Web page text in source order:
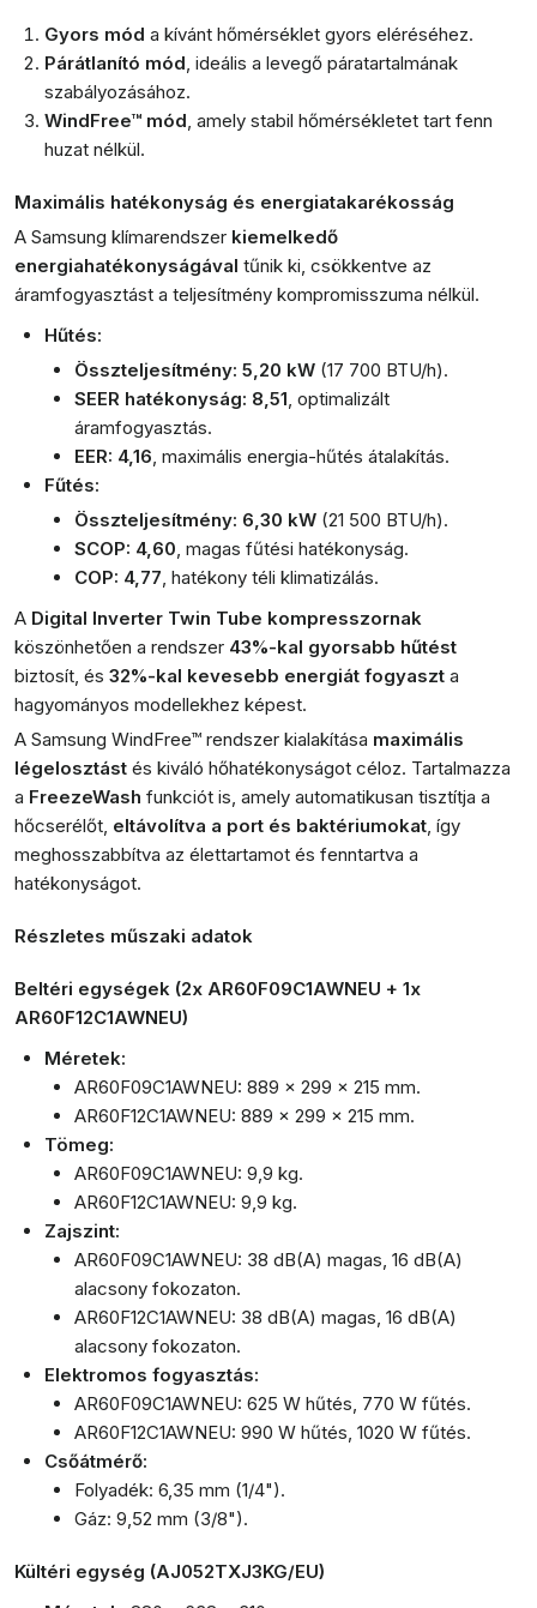
Gyors mód a kívánt hőmérséklet gyors eléréséhez.
Párátlanító mód, ideális a levegő páratartalmának
szabályozásához.
WindFree™ mód, amely stabil hőmérsékletet tart fenn
huzat nélkül.
Maximális hatékonyság és energiatakarékosság
A Samsung klímarendszer kiemelkedő
energiahatékonyságával tűnik ki, csökkentve az
áramfogyasztást a teljesítmény kompromisszuma nélkül.
Hűtés:
Összteljesítmény: 5,20 kW (17 700 BTU/h).
SEER hatékonyság: 8,51, optimalizált
áramfogyasztás.
EER: 4,16, maximális energia-hűtés átalakítás.
Fűtés:
Összteljesítmény: 6,30 kW (21 500 BTU/h).
SCOP: 4,60, magas fűtési hatékonyság.
COP: 4,77, hatékony téli klimatizálás.
A Digital Inverter Twin Tube kompresszornak
köszönhetően a rendszer 43%-kal gyorsabb hűtést
biztosít, és 32%-kal kevesebb energiát fogyaszt a
hagyományos modellekhez képest.
A Samsung WindFree™ rendszer kialakítása maximális
légelosztást és kiváló hőhatékonyságot céloz. Tartalmazza
a FreezeWash funkciót is, amely automatikusan tisztítja a
hőcserélőt, eltávolítva a port és baktériumokat, így
meghosszabbítva az élettartamot és fenntartva a
hatékonyságot.
Részletes műszaki adatok
Beltéri egységek (2x AR60F09C1AWNEU + 1x
AR60F12C1AWNEU)
Méretek:
AR60F09C1AWNEU: 889 x 299 x 215 mm.
AR60F12C1AWNEU: 889 x 299 x 215 mm.
Tömeg:
AR60F09C1AWNEU: 9,9 kg.
AR60F12C1AWNEU: 9,9 kg.
Zajszint:
AR60F09C1AWNEU: 38 dB(A) magas, 16 dB(A)
alacsony fokozaton.
AR60F12C1AWNEU: 38 dB(A) magas, 16 dB(A)
alacsony fokozaton.
Elektromos fogyasztás:
AR60F09C1AWNEU: 625 W hűtés, 770 W fűtés.
AR60F12C1AWNEU: 990 W hűtés, 1020 W fűtés.
Csőátmérő:
Folyadék: 6,35 mm (1/4").
Gáz: 9,52 mm (3/8").
Kültéri egység (AJ052TXJ3KG/EU)